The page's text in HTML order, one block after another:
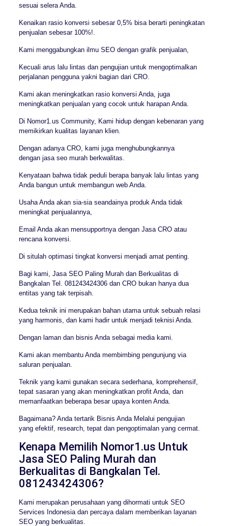
sesuai selera Anda.
Kenaikan rasio konversi sebesar 0,5% bisa berarti peningkatan
penjualan sebesar 100%!.
Kami menggabungkan ilmu SEO dengan grafik penjualan,
Kecuali arus lalu lintas dan pengujian untuk mengoptimalkan
perjalanan pengguna yakni bagian dari CRO.
Kami akan meningkatkan rasio konversi Anda, juga
meningkatkan penjualan yang cocok untuk harapan Anda.
Di Nomor1.us Community, Kami hidup dengan kebenaran yang
memikirkan kualitas layanan klien.
Dengan adanya CRO, kami juga menghubungkannya
dengan jasa seo murah berkwalitas.
Kenyataan bahwa tidak peduli berapa banyak lalu lintas yang
Anda bangun untuk membangun web Anda.
Usaha Anda akan sia-sia seandainya produk Anda tidak
meningkat penjualannya,
Email Anda akan mensupportnya dengan Jasa CRO atau
rencana konversi.
Di situlah optimasi tingkat konversi menjadi amat penting.
Bagi kami, Jasa SEO Paling Murah dan Berkualitas di
Bangkalan Tel. 081243424306 dan CRO bukan hanya dua
entitas yang tak terpisah.
Kedua teknik ini merupakan bahan utama untuk sebuah relasi
yang harmonis, dan kami hadir untuk menjadi teknisi Anda.
Dengan laman dan bisnis Anda sebagai media kami.
Kami akan membantu Anda membimbing pengunjung via
saluran penjualan.
Teknik yang kami gunakan secara sederhana, komprehensif,
tepat sasaran yang akan meningkatkan profit Anda, dan
memanfaatkan beberapa besar upaya konten Anda.
Bagaimana? Anda tertarik Bisnis Anda Melalui pengujian
yang efektif, research, tepat dan pengoptimalan yang cermat.
Kenapa Memilih Nomor1.us Untuk
Jasa SEO Paling Murah dan
Berkualitas di Bangkalan Tel.
081243424306?
Kami merupakan perusahaan yang dihormati untuk SEO
Services Indonesia dan percaya dalam memberikan layanan
SEO yang berkualitas.